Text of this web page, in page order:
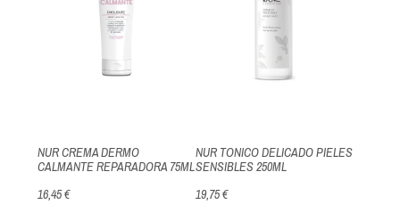
NUR CREMA DERMO
CALMANTE REPARADORA 75ML
16,45 €
NUR TONICO DELICADO PIELES
SENSIBLES 250ML
19,75 €